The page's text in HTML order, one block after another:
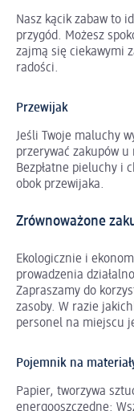
Nasz kącik zabaw to
przygód. Możesz
zajmą się ciekawymi
radości.
Przewijak
Jeśli Twoje maluchy
przerywać zakupów u
Bezpłatne pieluchy i
obok przewijaka.
Zrównoważone
Ekologicznie i
prowadzenia
Zapraszamy do
zasoby. W razie
personel na miejscu
Pojemnik na
Papier, tworzywa
energooszczędne: